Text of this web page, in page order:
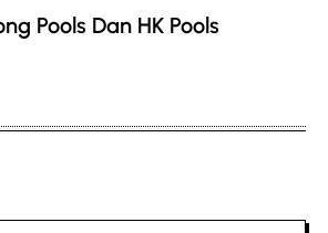
Pools Dan HK Pools